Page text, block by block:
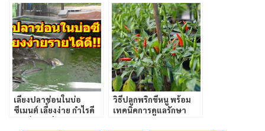
เลี้ยงปลาช่อนในบ่อ
ซีเมนต์ เลี้ยงง่าย กำไรดี
วิธีปลูกพริกขี้หนู พร้อม
เทคนิคการดูแลรักษา